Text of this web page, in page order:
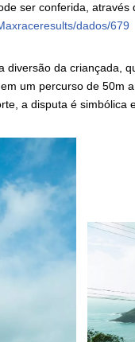
ser conferida, através
dados/679
diversão da criançada,
um percurso de 50m
a disputa é simbólica